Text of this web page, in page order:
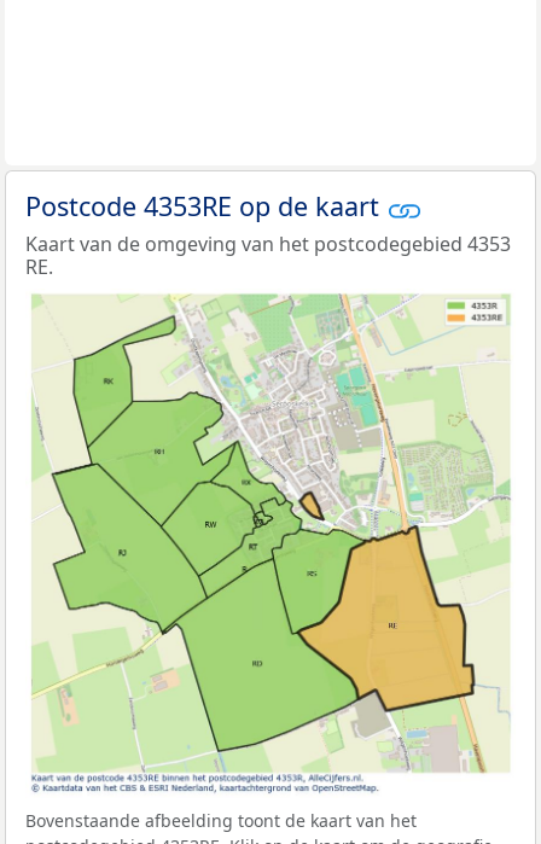
Postcode 4353RE op de kaart
Kaart van de omgeving van het postcodegebied 4353
RE.
Bovenstaande afbeelding toont de kaart van het